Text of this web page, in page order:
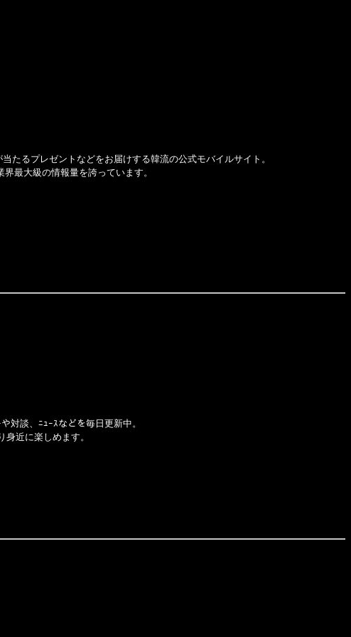
たるプレゼントなどをお届けする韓流の公式モバイルサイト。
最大級の情報量を誇っています。
対談、ﾆｭｰｽなどを毎日更新中。
近に楽しめます。